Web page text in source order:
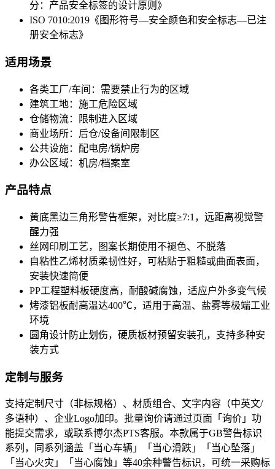
分：产品安全标签的设计原则》
ISO 7010:2019《图形符号—安全颜色和安全标志—已注
册安全标志》
适用场景
各类工厂/车间：需要禁止行为的区域
建筑工地：施工危险区域
仓储物流：限制进入区域
商业场所：后仓/设备间限制区
公共设施：配电房/锅炉房
办公区域：机房/档案室
产品特点
黄底黑边三角形警告框架，对比度≥7:1，远距离视觉警
醒力强
丝网印刷工艺，图案长期使用不褪色、不脱落
自粘性乙烯材质柔韧性好，可粘贴于粗糙或曲面表面，
安装快速简便
PP工程塑料板硬度高，耐酸碱腐蚀，适应户外多变气候
烤漆铝板耐高温达400℃，适用于高温、盐雾等极端工业
环境
圆角设计防止划伤，硬质板材预留安装孔，支持多种安
装方式
定制与服务
支持定制尺寸（非标规格）、材质组合、文字内容（中英文/
多语种）、企业Logo加印。批量询价请通过页面「询价」功
能提交需求，或联系博尔杰PTS客服。本款属于GB警告标识
系列，同系列涵盖「当心车辆」「当心滑跌」「当心坠落」
「当心火灾」「当心腐蚀」等40余种警告标识，可统一采购标